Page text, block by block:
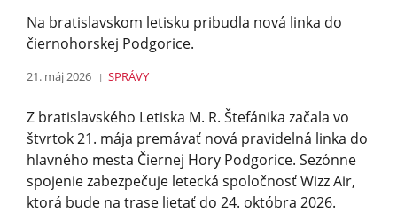
Na bratislavskom letisku pribudla nová linka do
čiernohorskej Podgorice.
21. máj 2026 SPRÁVY
Z bratislavského Letiska M. R. Štefánika začala vo
štvrtok 21. mája premávať nová pravidelná linka do
hlavného mesta Čiernej Hory Podgorice. Sezónne
spojenie zabezpečuje letecká spoločnosť Wizz Air,
ktorá bude na trase lietať do 24. októbra 2026.